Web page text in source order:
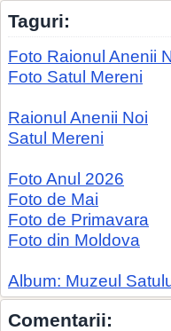
Taguri:
Foto Raionul Anenii
Foto Satul Mereni
Raionul Anenii Noi
Satul Mereni
Foto Anul 2026
Foto de Mai
Foto de Primavara
Foto din Moldova
Album: Muzeul
Comentarii: